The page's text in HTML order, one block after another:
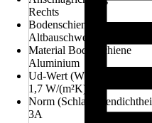
Rechts
Bodenschiene
Altbauschwelle
Material Bodenschiene
Aluminium
Ud-Wert
1,7 W/(m²K)
Norm
3A